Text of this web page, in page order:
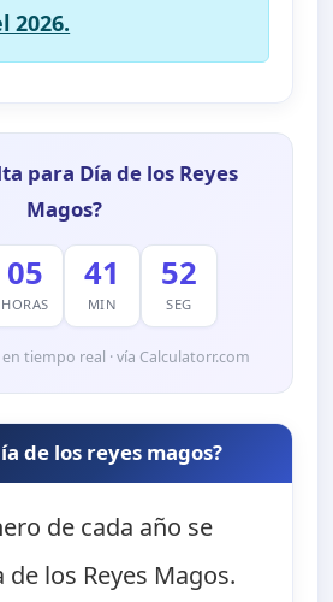
2026.
para Día de los Reyes
Magos?
05
HORAS
41
MIN
52
SEG
tiempo real · vía Calculatorr.com
de los reyes magos?
de cada año se
de los Reyes Magos.